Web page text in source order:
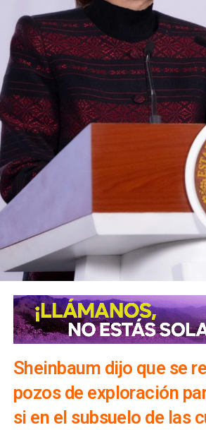
Sheinbaum dijo que se
pozos de exploración
si en el subsuelo de las